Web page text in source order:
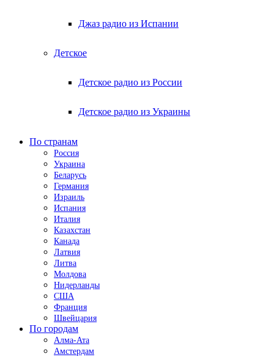
Джаз радио из Испании
Детское
Детское радио из России
Детское радио из Украины
По странам
Россия
Украина
Беларусь
Германия
Израиль
Испания
Италия
Казахстан
Канада
Латвия
Литва
Молдова
Нидерланды
США
Франция
Швейцария
По городам
Алма-Ата
Амстердам